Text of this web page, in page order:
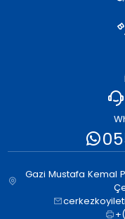
Gazi Mustafa Kemal